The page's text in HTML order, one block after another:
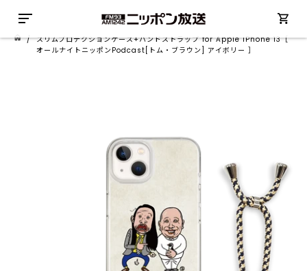
/スリムプロテクションケース+ハンドストラップ for Apple iPhone 13［
オールナイトニッポンPodcast[トム・ブラウン] アイボリー ］